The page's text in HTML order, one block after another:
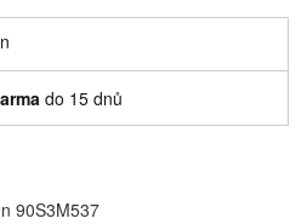
do 15 dnů
90S3M537